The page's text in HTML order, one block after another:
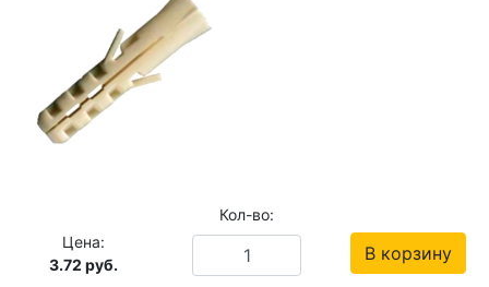
Цена:
3.72 руб.
Кол-во:
В корзину